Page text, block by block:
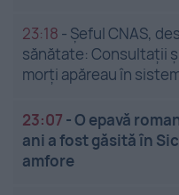
23:18 - Șeful CNAS,
sănătate: Consultații
morți apăreau în
23:07 -O epavă
ani a fost găsită în
amfore